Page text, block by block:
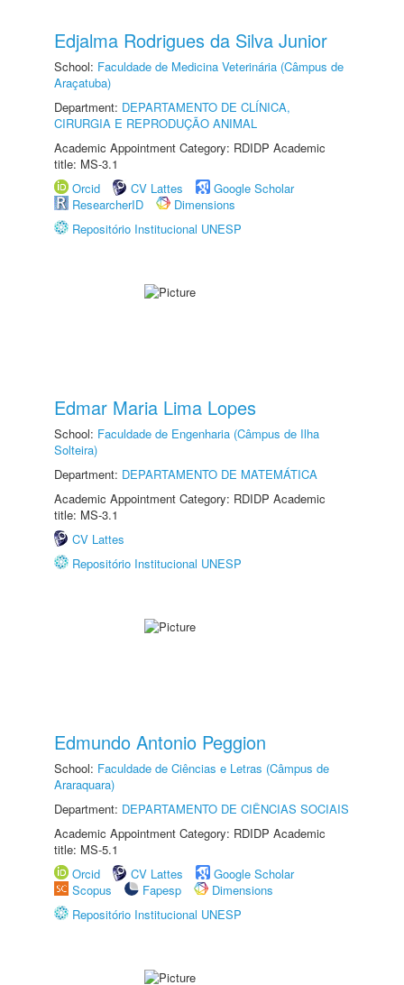
Edjalma Rodrigues da Silva Junior
School: Faculdade de Medicina Veterinária (Câmpus de
Araçatuba)
Department: DEPARTAMENTO DE CLÍNICA,
CIRURGIA E REPRODUÇÃO ANIMAL
Academic Appointment Category: RDIDP Academic
title: MS-3.1
Orcid
CV Lattes
Google Scholar
ResearcherID
Dimensions
Repositório Institucional UNESP
Edmar Maria Lima Lopes
School: Faculdade de Engenharia (Câmpus de Ilha
Solteira)
Department: DEPARTAMENTO DE MATEMÁTICA
Academic Appointment Category: RDIDP Academic
title: MS-3.1
CV Lattes
Repositório Institucional UNESP
Edmundo Antonio Peggion
School: Faculdade de Ciências e Letras (Câmpus de
Araraquara)
Department: DEPARTAMENTO DE CIÊNCIAS SOCIAIS
Academic Appointment Category: RDIDP Academic
title: MS-5.1
Orcid
CV Lattes
Google Scholar
Scopus
Fapesp
Dimensions
Repositório Institucional UNESP